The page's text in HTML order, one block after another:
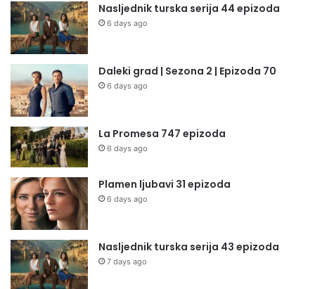
Nasljednik turska serija 44 epizoda
6 days ago
Daleki grad | Sezona 2 | Epizoda 70
6 days ago
La Promesa 747 epizoda
6 days ago
Plamen ljubavi 31 epizoda
6 days ago
Nasljednik turska serija 43 epizoda
7 days ago